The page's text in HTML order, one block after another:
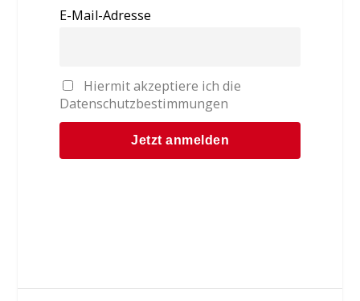
E-Mail-Adresse
Hiermit akzeptiere ich die
Datenschutzbestimmungen